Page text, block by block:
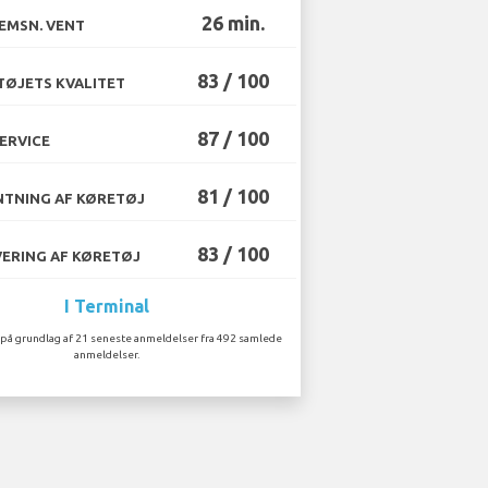
VENT 26 min.
KVALITET 83 / 100
87 / 100
AF KØRETØJ 81 / 100
AF KØRETØJ 83 / 100
I Terminal
grundlag af 21 seneste anmeldelser fra 492 samlede
anmeldelser.